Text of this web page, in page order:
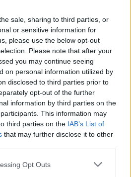
sale, sharing to third parties, or
or sensitive information for
please use the below opt-out
Please note that after your
you may continue seeing
on personal information utilized by
disclosed to third parties prior to
opt-out of the further
information by third parties on the
This information may
third parties on the IAB’s List of
that may further disclose it to other
Opt Outs